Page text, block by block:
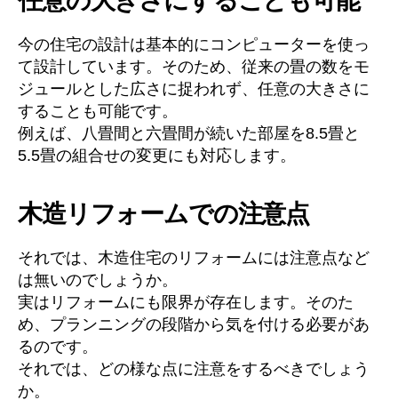
今の住宅の設計は基本的にコンピューターを使っ
て設計しています。そのため、従来の畳の数をモ
ジュールとした広さに捉われず、任意の大きさに
することも可能です。
例えば、八畳間と六畳間が続いた部屋を8.5畳と
5.5畳の組合せの変更にも対応します。
木造リフォームでの注意点
それでは、木造住宅のリフォームには注意点など
は無いのでしょうか。
実はリフォームにも限界が存在します。そのた
め、プランニングの段階から気を付ける必要があ
るのです。
それでは、どの様な点に注意をするべきでしょう
か。